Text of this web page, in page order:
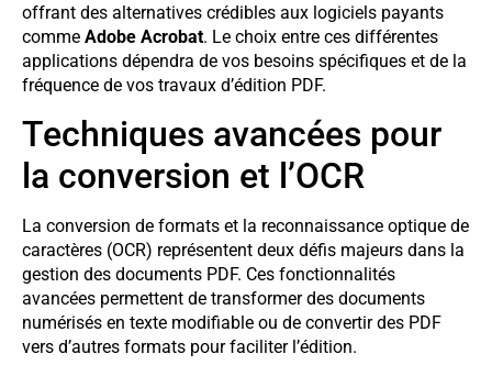
offrant des alternatives crédibles aux logiciels payants
comme Adobe Acrobat. Le choix entre ces différentes
applications dépendra de vos besoins spécifiques et de la
fréquence de vos travaux d’édition PDF.
Techniques avancées pour
la conversion et l’OCR
La conversion de formats et la reconnaissance optique de
caractères (OCR) représentent deux défis majeurs dans la
gestion des documents PDF. Ces fonctionnalités
avancées permettent de transformer des documents
numérisés en texte modifiable ou de convertir des PDF
vers d’autres formats pour faciliter l’édition.